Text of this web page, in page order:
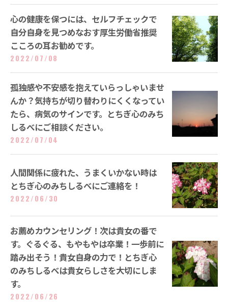
心の健康を保つには、セルフチェックで
自分自身を見つめなおす厚生労働省推奨
こころの耳お勧めです。
2022/07/08
孤独感や不安感を抱えていらっしゃいませ
んか？気持ちが切り替わりにくくなってい
たら、病気のサインです。とちぎ心のみち
しるべにご相談ください。
2022/07/04
人間関係に疲れた、うまくいかない時は
とちぎ心のみちしるべにご連絡を！
2022/06/30
お薦めカウンセリング！次は貴女の番で
す。ぐるぐる、もやもやは卒業！一歩前に
踏み出そう！貴女自身の力で！とちぎ心
のみちしるべは貴女らしさを大切にしま
す。
2022/06/26